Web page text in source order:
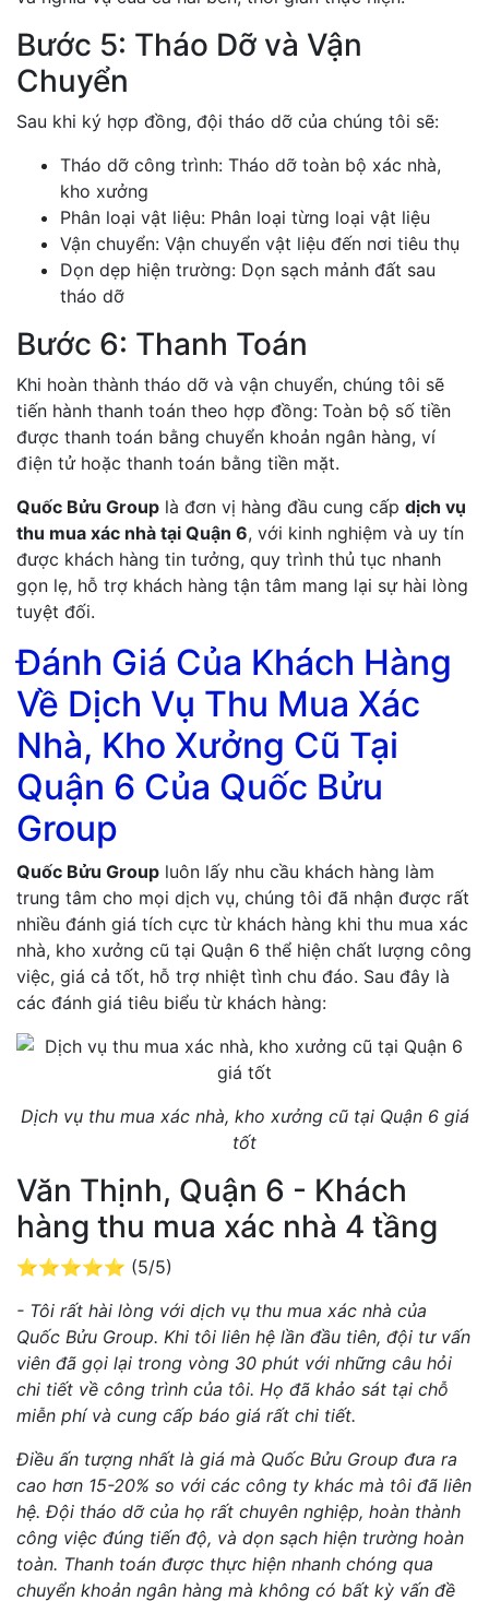
Bước 5: Tháo Dỡ và Vận
Chuyển
Sau khi ký hợp đồng, đội tháo dỡ của chúng tôi sẽ:
Tháo dỡ công trình: Tháo dỡ toàn bộ xác nhà,
kho xưởng
Phân loại vật liệu: Phân loại từng loại vật liệu
Vận chuyển: Vận chuyển vật liệu đến nơi tiêu thụ
Dọn dẹp hiện trường: Dọn sạch mảnh đất sau
tháo dỡ
Bước 6: Thanh Toán
Khi hoàn thành tháo dỡ và vận chuyển, chúng tôi sẽ
tiến hành thanh toán theo hợp đồng: Toàn bộ số tiền
được thanh toán bằng chuyển khoản ngân hàng, ví
điện tử hoặc thanh toán bằng tiền mặt.
Quốc Bửu Group là đơn vị hàng đầu cung cấp dịch vụ
thu mua xác nhà tại Quận 6, với kinh nghiệm và uy tín
được khách hàng tin tưởng, quy trình thủ tục nhanh
gọn lẹ, hỗ trợ khách hàng tận tâm mang lại sự hài lòng
tuyệt đối.
Đánh Giá Của Khách Hàng
Về Dịch Vụ Thu Mua Xác
Nhà, Kho Xưởng Cũ Tại
Quận 6 Của Quốc Bửu
Group
Quốc Bửu Group luôn lấy nhu cầu khách hàng làm
trung tâm cho mọi dịch vụ, chúng tôi đã nhận được rất
nhiều đánh giá tích cực từ khách hàng khi thu mua xác
nhà, kho xưởng cũ tại Quận 6 thể hiện chất lượng công
việc, giá cả tốt, hỗ trợ nhiệt tình chu đáo. Sau đây là
các đánh giá tiêu biểu từ khách hàng:
Dịch vụ thu mua xác nhà, kho xưởng cũ tại Quận 6 giá
tốt
Văn Thịnh, Quận 6 - Khách
hàng thu mua xác nhà 4 tầng
⭐⭐⭐⭐⭐ (5/5)
- Tôi rất hài lòng với dịch vụ thu mua xác nhà của
Quốc Bửu Group. Khi tôi liên hệ lần đầu tiên, đội tư vấn
viên đã gọi lại trong vòng 30 phút với những câu hỏi
chi tiết về công trình của tôi. Họ đã khảo sát tại chỗ
miễn phí và cung cấp báo giá rất chi tiết.
Điều ấn tượng nhất là giá mà Quốc Bửu Group đưa ra
cao hơn 15-20% so với các công ty khác mà tôi đã liên
hệ. Đội tháo dỡ của họ rất chuyên nghiệp, hoàn thành
công việc đúng tiến độ, và dọn sạch hiện trường hoàn
toàn. Thanh toán được thực hiện nhanh chóng qua
chuyển khoản ngân hàng mà không có bất kỳ vấn đề